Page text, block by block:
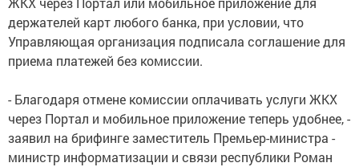
держателей карт любого банка, при условии, что
Управляющая организация подписала соглашение для
приема платежей без комиссии.
- Благодаря отмене комиссии оплачивать услуги ЖКХ
через Портал и мобильное приложение теперь удобнее, -
заявил на брифинге заместитель Премьер-министра -
министр информатизации и связи республики Роман